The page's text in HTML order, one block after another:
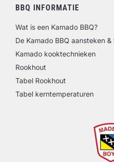
BBQ INFORMATIE
Wat is een Kamado BBQ?
De Kamado BBQ aansteken
Kamado kooktechnieken
Rookhout
Tabel Rookhout
Tabel kerntemperaturen